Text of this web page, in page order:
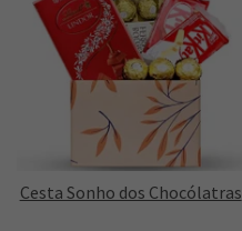
Cesta Sonho dos Chocólatras